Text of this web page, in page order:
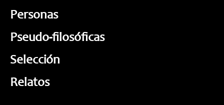
Personas
Pseudo-filosóficas
Selección
Relatos